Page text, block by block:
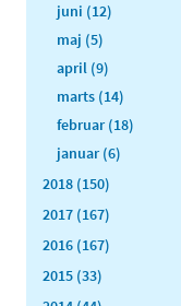
juni (12)
maj (5)
april (9)
marts (14)
februar (18)
januar (6)
2018 (150)
2017 (167)
2016 (167)
2015 (33)